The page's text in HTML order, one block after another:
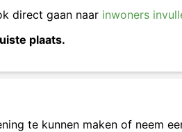
direct gaan naar inwoners
plaats.
te kunnen maken of neem